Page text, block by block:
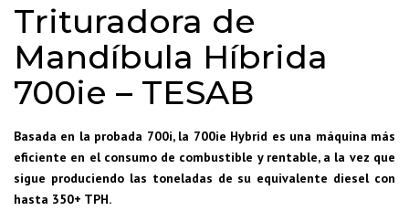
Trituradora de
Mandíbula Híbrida
700ie – TESAB
Basada en la probada 700i, la 700ie Hybrid es una máquina más
eficiente en el consumo de combustible y rentable, a la vez que
sigue produciendo las toneladas de su equivalente diesel con
hasta 350+ TPH.